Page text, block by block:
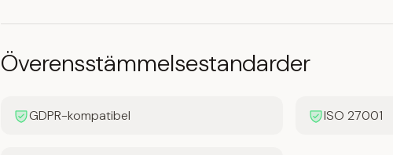
Överensstämmelsestandarder
GDPR-kompatibel ISO 27001